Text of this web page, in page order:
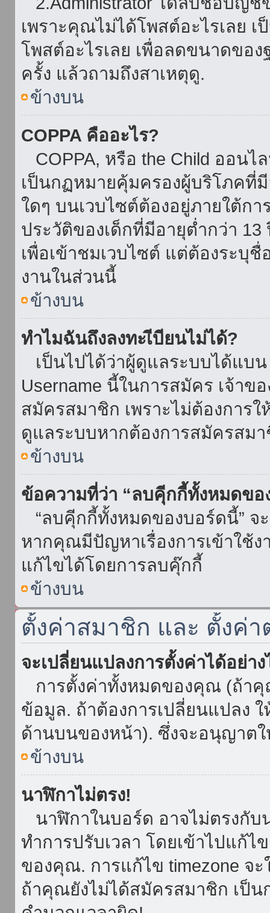
เพราะคุณไม่ได้โพสต์อะไรเลย
โพสต์อะไรเลย เพื่อลดขนาดขอ
ครั้ง แล้วถามถึงสาเหตุดู.
ข้างบน
COPPA คืออะไร?
COPPA, หรือ the Child ออนไ
เป็นกฏหมายคุ้มครองผู้บริโภคที่
ใดๆ บนเวบไซต์ต้องอยู่ภายใต้ก
ประวัติของเด็กที่มีอายุต่ำกว่า
เพื่อเข้าชมเวบไซต์ แต่ต้องระบุ
งานในส่วนนี้
ข้างบน
ทำไมฉันถึงลงทะเีบียนไม่ได้?
เป็นไปได้ว่าผู้ดูแลระบบได้แบ
Username นี้ในการสมัคร เจ้าข
สมัครสมาชิก เพราะไม่ต้องการ
ดูแลระบบหากต้องการสมัครสม
ข้างบน
ข้อความที่ว่า “ลบคุีกกี้ทั้งหมดขอ
“ลบคุีกกี้ทั้งหมดของบอร์ดนี้” จ
หากคุณมีปัญหาเรื่องการเข้าใช้
แก้ไขได้โดยการลบคุ๊กกี้
ข้างบน
ตั้งค่าสมาชิก และ ตั้งค่า
จะเปลี่ยนแปลงการตั้งค่าได้อย่าง
การตั้งค่าทั้งหมดของคุณ (ถ้าคุ
ข้อมูล. ถ้าต้องการเปลี่ยนแปลง
ด้านบนของหน้า). ซึ่งจะอนุญาต
ข้างบน
นาฬิกาไม่ตรง!
นาฬิกาในบอร์ด อาจไม่ตรงกั
ทำการปรับเวลา โดยเข้าไปแก้
ของคุณ. การแก้ไข timezone จ
ถ้าคุณยังไม่ได้สมัครสมาชิก เป็